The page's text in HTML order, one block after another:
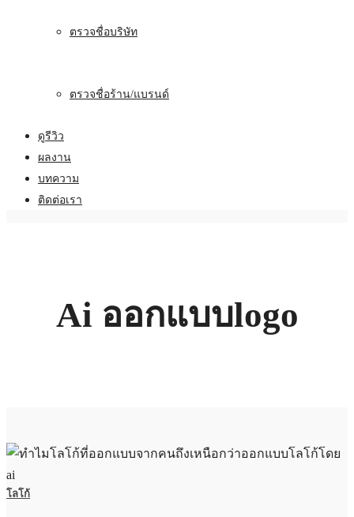
ตรวจชื่อบริษัท
ตรวจชื่อร้าน/แบรนด์
ดูรีวิว
ผลงาน
บทความ
ติดต่อเรา
Ai ออกแบบlogo
โลโก้